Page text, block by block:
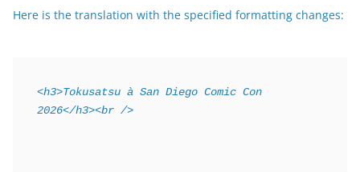
Here is the translation with the specified formatting changes:
<h3>Tokusatsu à San Diego Comic Con
2026</h3><br />